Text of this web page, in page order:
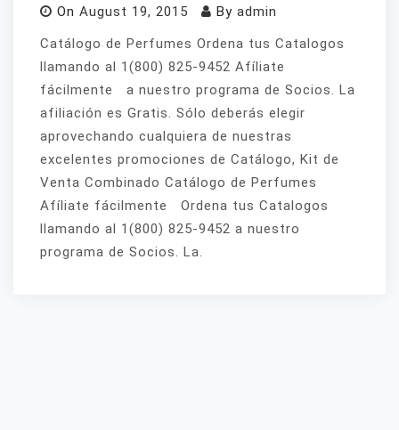
On August 19, 2015 By admin
Catálogo de Perfumes Ordena tus Catalogos
llamando al 1(800) 825-9452 Afíliate
fácilmente a nuestro programa de Socios. La
afiliación es Gratis. Sólo deberás elegir
aprovechando cualquiera de nuestras
excelentes promociones de Catálogo, Kit de
Venta Combinado Catálogo de Perfumes
Afíliate fácilmente Ordena tus Catalogos
llamando al 1(800) 825-9452 a nuestro
programa de Socios. La.